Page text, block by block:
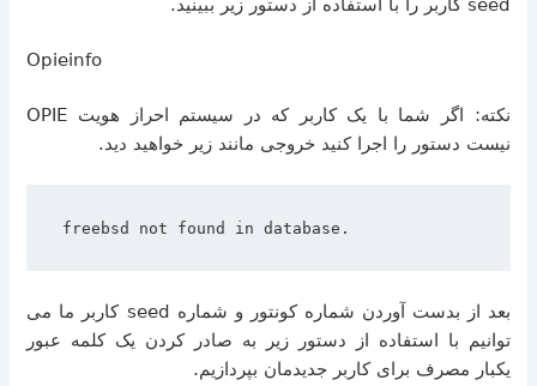
Opieinfo
نکته: اگر شما با یک کاربر که در سیستم احراز هویت OPIE
نیست دستور را اجرا کنید خروجی مانند زیر خواهید دید.
freebsd not found in database.
بعد از بدست آوردن شماره کونتور و شماره seed کاربر ما می
توانیم با استفاده از دستور زیر به صادر کردن یک کلمه عبور
یکبار مصرف برای کاربر جدیدمان بپردازیم.